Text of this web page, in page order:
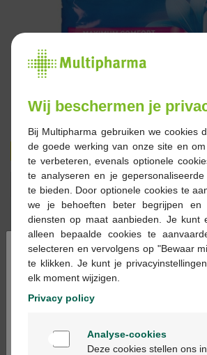
€ 6,09 € 12,19
Bestellen
Op voorraad online
- +
Max. aantal = 12
werkdag geleverd
Bienvenue
Wij beschermen je
Bij Multipharma gebruiken we cookies
de goede werking van onze site en
te verbeteren, evenals optionele
te analyseren en je
te bieden. Door optionele cookies te
we je behoeften beter begrijpen en
diensten op maat aanbieden. Je kunt
alleen bepaalde cookies te
selecteren en vervolgens op "Bewaar
te klikken. Je kunt je
elk moment wijzigen.
Privacy policy
Analyse-cookies
Deze cookies stellen ons